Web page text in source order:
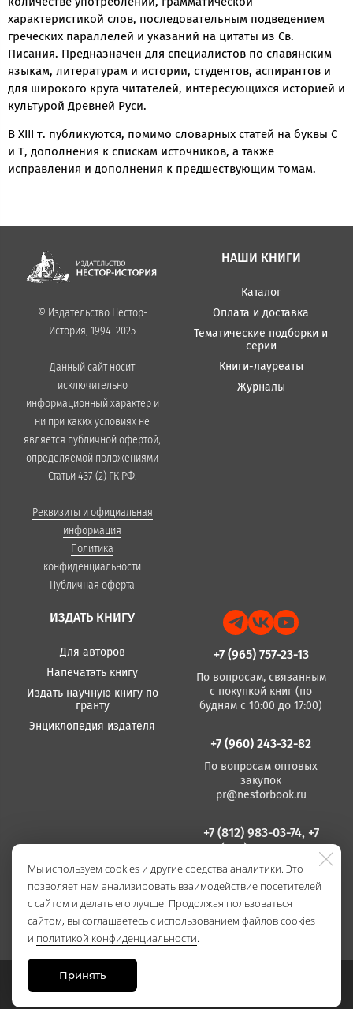
характеристикой слов, последовательным подведением
греческих параллелей и указаний на цитаты из Св.
Писания. Предназначен для специалистов по славянским
языкам, литературам и истории, студентов, аспирантов и
для широкого круга читателей, интересующихся историей и
культурой Древней Руси.
В XIII т. публикуются, помимо словарных статей на буквы С
и Т, дополнения к спискам источников, а также
исправления и дополнения к предшествующим томам.
© Издательство Нестор-
История, 1994–2025
Данный сайт носит
исключительно
информационный характер и
ни при каких условиях не
является публичной офертой,
определяемой положениями
Статьи 437 (2) ГК РФ.
Реквизиты и официальная
информация
Политика
конфиденциальности
Публичная оферта
НАШИ КНИГИ
Каталог
Оплата и доставка
Тематические подборки и
серии
Книги-лауреаты
Журналы
ИЗДАТЬ КНИГУ
Для авторов
Напечатать книгу
Издать научную книгу по
гранту
Энциклопедия издателя
+7 (965) 757-23-13
По вопросам, связанным
с покупкой книг (по
будням с 10:00 до 17:00)
+7 (960) 243-32-82
По вопросам оптовых
закупок
pr@nestorbook.ru
+7 (812) 983-03-74, +7
(812) 235 15 86
По вопросам издания
книг
(по будням с 10:00 до
17:00)
Мы используем cookies и другие средства аналитики. Это
позволяет нам анализировать взаимодействие посетителей
с сайтом и делать его лучше. Продолжая пользоваться
сайтом, вы соглашаетесь с использованием файлов cookies
и политикой конфиденциальности.
Принять
Сайт разработан в